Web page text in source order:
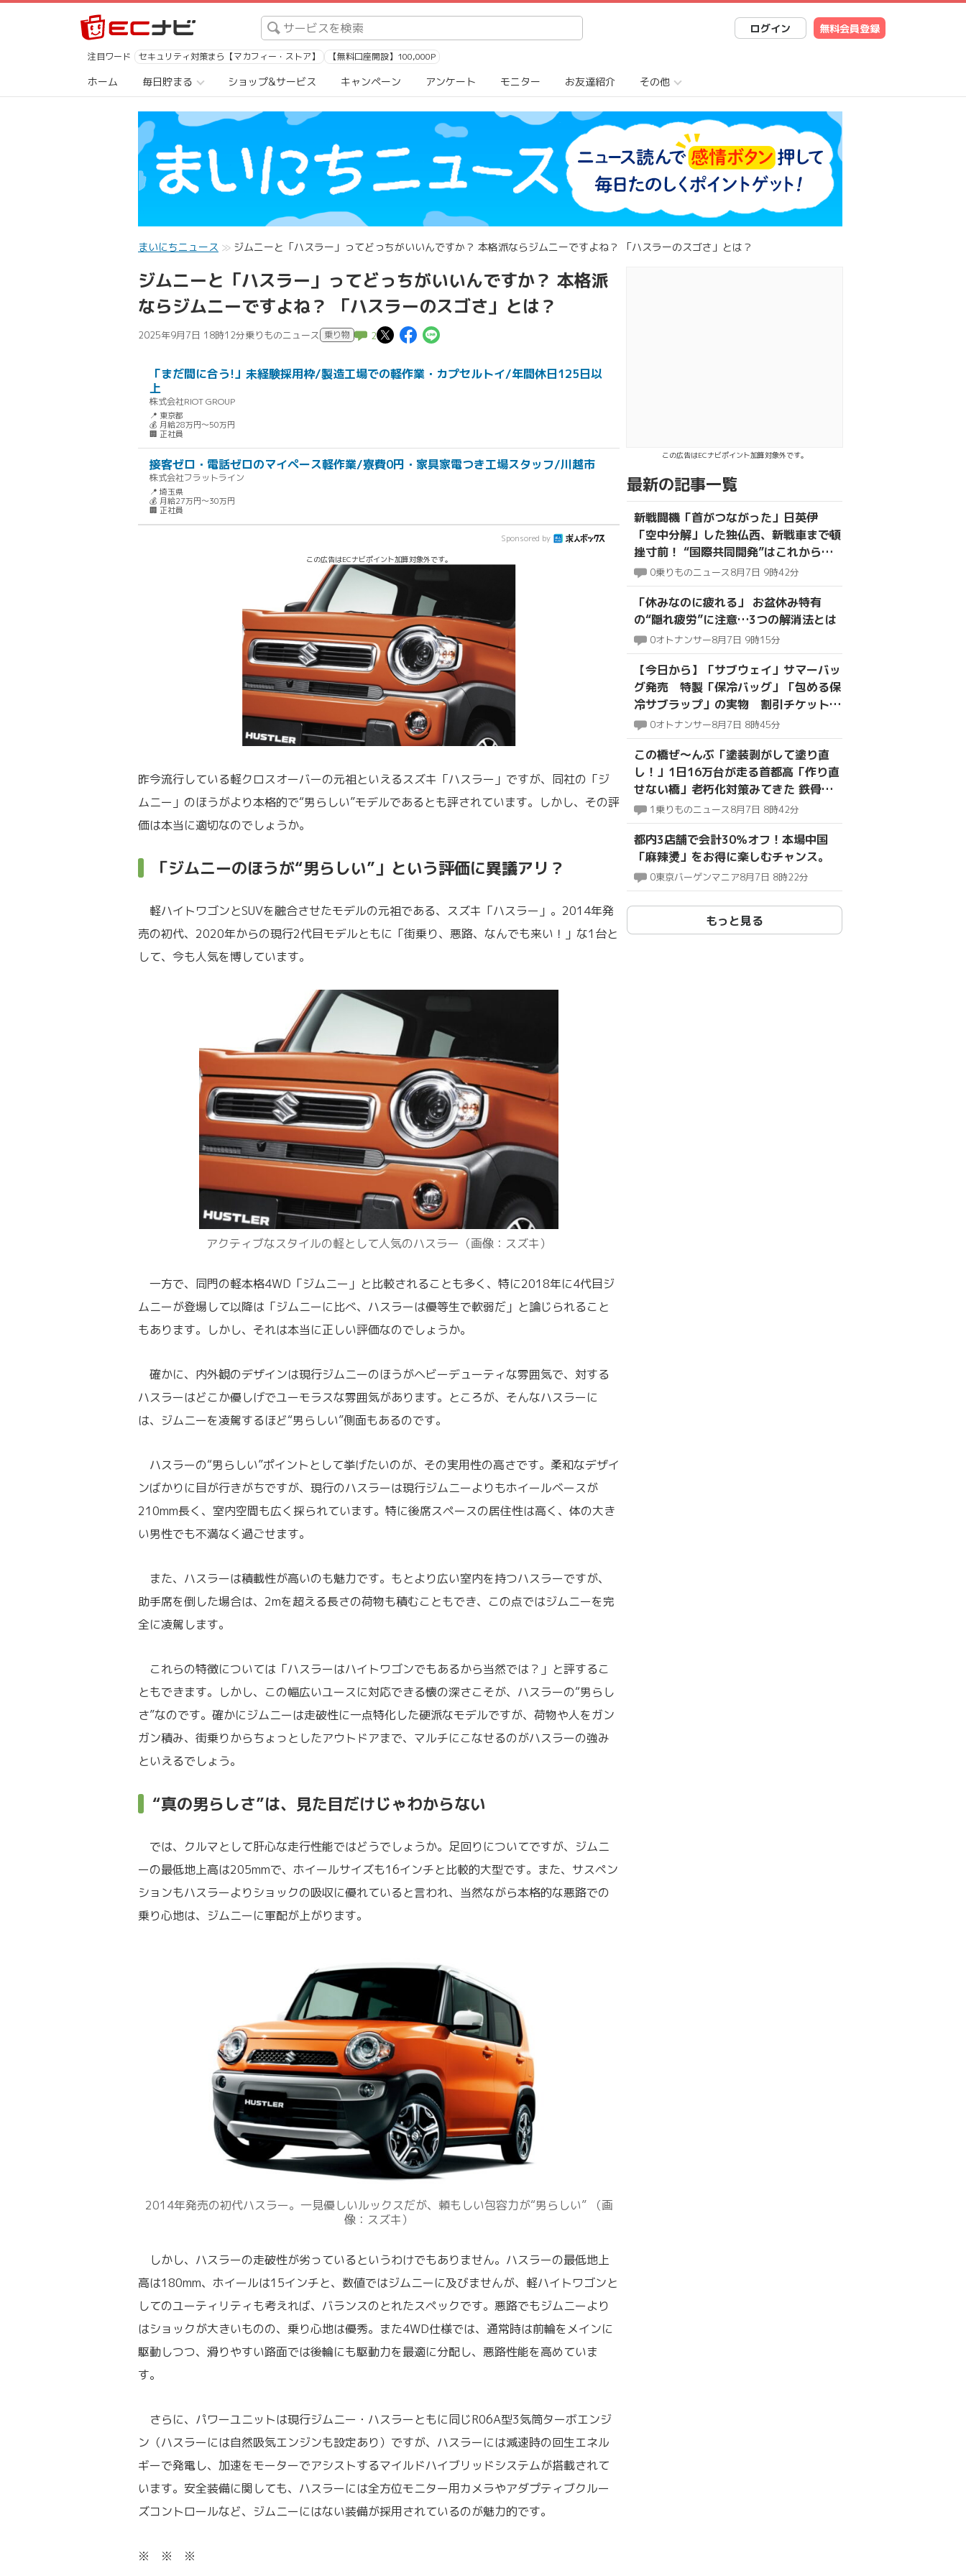
ログイン 無料会員登録
注目ワード セキュリティ対策まら【マカフィー・ストア】 【無料口座開設】100,000P
ホーム 毎日貯まる ショップ&サービス キャンペーン アンケート モニター お友達紹介 その他
まいにちニュース ジムニーと「ハスラー」ってどっちがいいんですか？ 本格派ならジムニーですよね？ 「ハスラーのスゴさ」とは？
ジムニーと「ハスラー」ってどっちがいいんですか？ 本格派
ならジムニーですよね？ 「ハスラーのスゴさ」とは？
2025年9月7日 18時12分乗りものニュース 乗り物 2 この記事についてポスト
この記事についてFacebookでシェア
「まだ間に合う!」未経験採用枠/製造工場での軽作業・カプセルトイ/年間休日125日以
上
株式会社RIOT GROUP
📍 東京都
💰 月給28万円～50万円
🏢 正社員
接客ゼロ・電話ゼロのマイペース軽作業/寮費0円・家具家電つき工場スタッフ/川越市
株式会社フラットライン
📍 埼玉県
💰 月給27万円～30万円
🏢 正社員
Sponsored by
この広告はECナビポイント加算対象外です。
昨今流行している軽クロスオーバーの元祖といえるスズキ「ハスラー」ですが、同社の「ジ
ムニー」のほうがより本格的で“男らしい”モデルであるとも評されています。しかし、その評
価は本当に適切なのでしょうか。
「ジムニーのほうが“男らしい”」という評価に異議アリ？
軽ハイトワゴンとSUVを融合させたモデルの元祖である、スズキ「ハスラー」。2014年発
売の初代、2020年からの現行2代目モデルともに「街乗り、悪路、なんでも来い！」な1台と
して、今も人気を博しています。
アクティブなスタイルの軽として人気のハスラー（画像：スズキ）
一方で、同門の軽本格4WD「ジムニー」と比較されることも多く、特に2018年に4代目ジ
ムニーが登場して以降は「ジムニーに比べ、ハスラーは優等生で軟弱だ」と論じられること
もあります。しかし、それは本当に正しい評価なのでしょうか。
確かに、内外観のデザインは現行ジムニーのほうがヘビーデューティな雰囲気で、対する
ハスラーはどこか優しげでユーモラスな雰囲気があります。ところが、そんなハスラーに
は、ジムニーを凌駕するほど“男らしい”側面もあるのです。
ハスラーの“男らしい”ポイントとして挙げたいのが、その実用性の高さです。柔和なデザイ
ンばかりに目が行きがちですが、現行のハスラーは現行ジムニーよりもホイールベースが
210mm長く、室内空間も広く採られています。特に後席スペースの居住性は高く、体の大き
い男性でも不満なく過ごせます。
また、ハスラーは積載性が高いのも魅力です。もとより広い室内を持つハスラーですが、
助手席を倒した場合は、2mを超える長さの荷物も積むこともでき、この点ではジムニーを完
全に凌駕します。
これらの特徴については「ハスラーはハイトワゴンでもあるから当然では？」と評するこ
ともできます。しかし、この幅広いユースに対応できる懐の深さこそが、ハスラーの“男らし
さ”なのです。確かにジムニーは走破性に一点特化した硬派なモデルですが、荷物や人をガン
ガン積み、街乗りからちょっとしたアウトドアまで、マルチにこなせるのがハスラーの強み
といえるでしょう。
“真の男らしさ”は、見た目だけじゃわからない
では、クルマとして肝心な走行性能ではどうでしょうか。足回りについてですが、ジムニ
ーの最低地上高は205mmで、ホイールサイズも16インチと比較的大型です。また、サスペン
ションもハスラーよりショックの吸収に優れていると言われ、当然ながら本格的な悪路での
乗り心地は、ジムニーに軍配が上がります。
2014年発売の初代ハスラー。一見優しいルックスだが、頼もしい包容力が“男らしい” （画
像：スズキ）
しかし、ハスラーの走破性が劣っているというわけでもありません。ハスラーの最低地上
高は180mm、ホイールは15インチと、数値ではジムニーに及びませんが、軽ハイトワゴンと
してのユーティリティも考えれば、バランスのとれたスペックです。悪路でもジムニーより
はショックが大きいものの、乗り心地は優秀。また4WD仕様では、通常時は前輪をメインに
駆動しつつ、滑りやすい路面では後輪にも駆動力を最適に分配し、悪路性能を高めていま
す。
さらに、パワーユニットは現行ジムニー・ハスラーともに同じR06A型3気筒ターボエンジ
ン（ハスラーには自然吸気エンジンも設定あり）ですが、ハスラーには減速時の回生エネル
ギーで発電し、加速をモーターでアシストするマイルドハイブリッドシステムが搭載されて
います。安全装備に関しても、ハスラーには全方位モニター用カメラやアダプティブクルー
ズコントロールなど、ジムニーにはない装備が採用されているのが魅力的です。
※ ※ ※
この広告はECナビポイント加算対象外です。
最新の記事一覧
新戦闘機「首がつながった」日英伊
「空中分解」した独仏西、新戦車まで頓
挫寸前！ “国際共同開発”はこれからど
うなる？
0乗りものニュース8月7日 9時42分
「休みなのに疲れる」 お盆休み特有
の“隠れ疲労”に注意…3つの解消法とは
0オトナンサー8月7日 9時15分
【今日から】「サブウェイ」サマーバッ
グ発売 特製「保冷バッグ」「包める保
冷サブラップ」の実物 割引チケット
3500円封入
0オトナンサー8月7日 8時45分
この橋ぜ～んぶ「塗装剥がして塗り直
し！」1日16万台が走る首都高「作り直
せない橋」老朽化対策みてきた 鉄骨
1700本 現場はまるで巨大ジャングルジ
ム
1 乗りものニュース8月7日 8時42分
都内3店舗で会計30％オフ！本場中国
「麻辣燙」をお得に楽しむチャンス。
0東京バーゲンマニア8月7日 8時22分
もっと見る